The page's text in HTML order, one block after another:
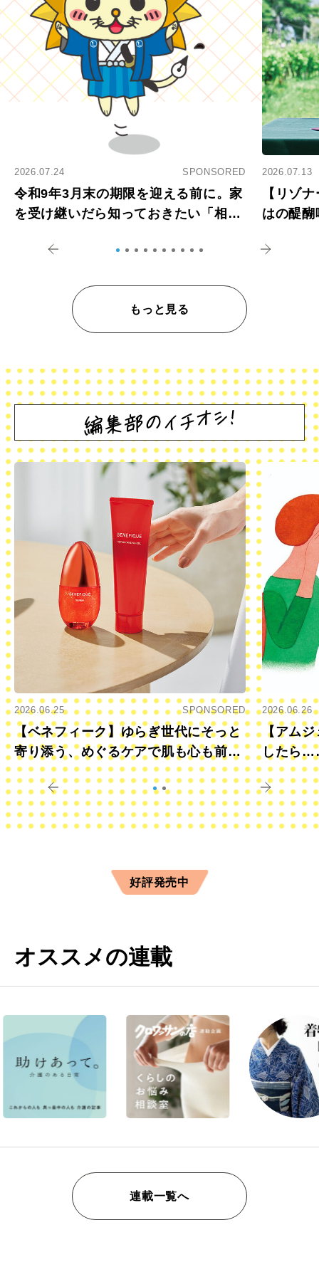
2026.07.24 SPONSORED
令和9年3月末の期限を迎える前に。家
を受け継いだら知っておきたい「相続
2026.07.13
【リゾ
はの醍
もっと見る
2026.06.25 SPONSORED
【ベネフィーク】ゆらぎ世代にそっと
寄り添う、めぐるケアで肌も心も前向
きに
2026.06.26
【アムジ
したら
すか？
好評発売中
オススメの連載
連載一覧へ